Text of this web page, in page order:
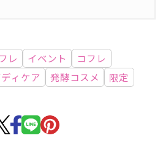
レ イベント
コフレ
ィケア 発酵コスメ 限定